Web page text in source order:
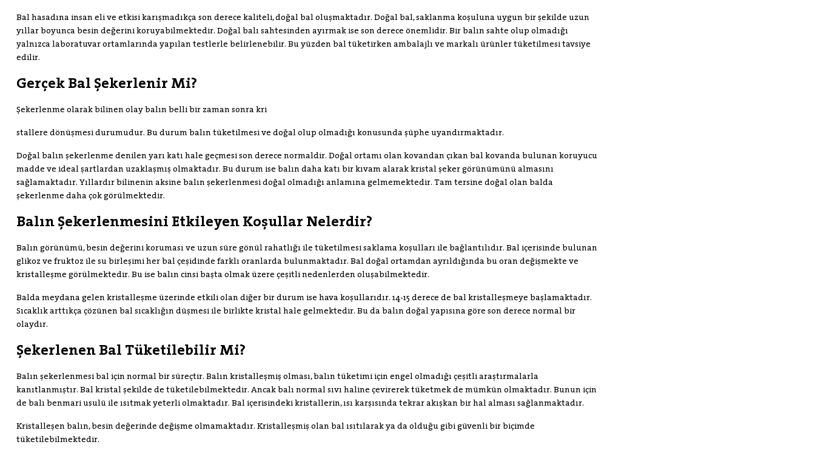
Bal hasadına insan eli ve etkisi karışmadıkça son derece kaliteli, doğal bal oluşmaktadır. Doğal bal, saklanma koşuluna uygun bir şekilde uzun
yıllar boyunca besin değerini koruyabilmektedir. Doğal balı sahtesinden ayırmak ise son derece önemlidir. Bir balın sahte olup olmadığı
yalnızca laboratuvar ortamlarında yapılan testlerle belirlenebilir. Bu yüzden bal tüketirken ambalajlı ve markalı ürünler tüketilmesi tavsiye
edilir.
Gerçek Bal Şekerlenir Mi?
Şekerlenme olarak bilinen olay balın belli bir zaman sonra kri
stallere dönüşmesi durumudur. Bu durum balın tüketilmesi ve doğal olup olmadığı konusunda şüphe uyandırmaktadır.
Doğal balın şekerlenme denilen yarı katı hale geçmesi son derece normaldir. Doğal ortamı olan kovandan çıkan bal kovanda bulunan koruyucu
madde ve ideal şartlardan uzaklaşmış olmaktadır. Bu durum ise balın daha katı bir kıvam alarak kristal şeker görünümünü almasını
sağlamaktadır. Yıllardır bilinenin aksine balın şekerlenmesi doğal olmadığı anlamına gelmemektedir. Tam tersine doğal olan balda
şekerlenme daha çok görülmektedir.
Balın Şekerlenmesini Etkileyen Koşullar Nelerdir?
Balın görünümü, besin değerini koruması ve uzun süre gönül rahatlığı ile tüketilmesi saklama koşulları ile bağlantılıdır. Bal içerisinde bulunan
glikoz ve fruktoz ile su birleşimi her bal çeşidinde farklı oranlarda bulunmaktadır. Bal doğal ortamdan ayrıldığında bu oran değişmekte ve
kristalleşme görülmektedir. Bu ise balın cinsi başta olmak üzere çeşitli nedenlerden oluşabilmektedir.
Balda meydana gelen kristalleşme üzerinde etkili olan diğer bir durum ise hava koşullarıdır. 14-15 derece de bal kristalleşmeye başlamaktadır.
Sıcaklık arttıkça çözünen bal sıcaklığın düşmesi ile birlikte kristal hale gelmektedir. Bu da balın doğal yapısına göre son derece normal bir
olaydır.
Şekerlenen Bal Tüketilebilir Mi?
Balın şekerlenmesi bal için normal bir süreçtir. Balın kristalleşmiş olması, balın tüketimi için engel olmadığı çeşitli araştırmalarla
kanıtlanmıştır. Bal kristal şekilde de tüketilebilmektedir. Ancak balı normal sıvı haline çevirerek tüketmek de mümkün olmaktadır. Bunun için
de balı benmari usulü ile ısıtmak yeterli olmaktadır. Bal içerisindeki kristallerin, ısı karşısında tekrar akışkan bir hal alması sağlanmaktadır.
Kristalleşen balın, besin değerinde değişme olmamaktadır. Kristalleşmiş olan bal ısıtılarak ya da olduğu gibi güvenli bir biçimde
tüketilebilmektedir.